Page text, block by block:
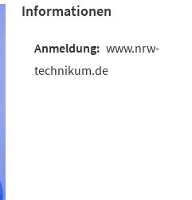
Informationen
www.nrw-
technikum.de